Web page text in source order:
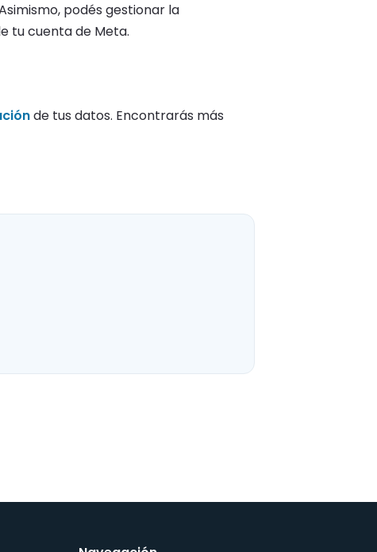
podés gestionar la
tu cuenta de Meta.
de tus datos. Encontrarás más